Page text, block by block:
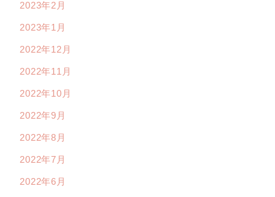
2023年2月
2023年1月
2022年12月
2022年11月
2022年10月
2022年9月
2022年8月
2022年7月
2022年6月